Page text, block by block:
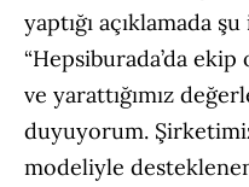
yaptığı açıklamada
“Hepsiburada’da
ve yarattığımız
duyuyorum.
modeliyle